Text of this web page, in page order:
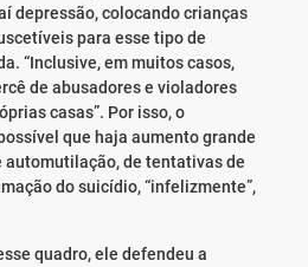
depressão, colocando crianças
para esse tipo de
“Inclusive, em muitos casos,
de abusadores e violadores
casas”. Por isso, o
que haja aumento grande
automutilação, de tentativas de
do suicídio, “infelizmente”,
quadro, ele defendeu a